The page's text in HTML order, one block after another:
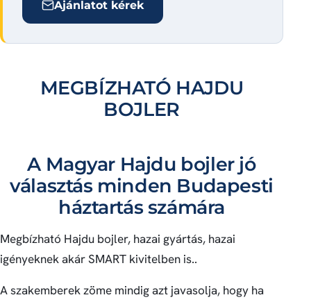
Ajánlatot kérek
MEGBÍZHATÓ HAJDU
BOJLER
A Magyar Hajdu bojler jó
választás minden Budapesti
háztartás számára
Megbízható Hajdu bojler, hazai gyártás, hazai
igényeknek akár SMART kivitelben is..
A szakemberek zöme mindig azt javasolja, hogy ha